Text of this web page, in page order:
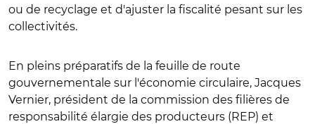
ou de recyclage et d'ajuster la fiscalité pesant sur les
collectivités.
En pleins préparatifs de la feuille de route
gouvernementale sur l'économie circulaire, Jacques
Vernier, président de la commission des filières de
responsabilité élargie des producteurs (REP) et